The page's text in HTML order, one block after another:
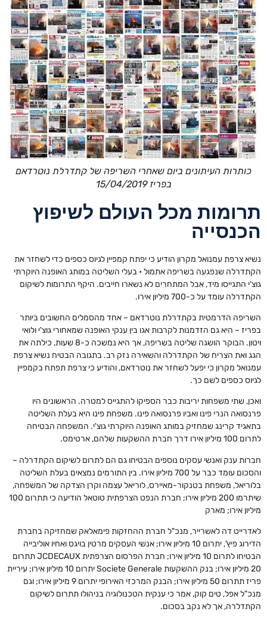
כותרות העיתונים ביום שאחרי השריפה של קתדרלת נוטרדאם
בפריז 15/04/2019
תרומות מכל העולם לשיפוץ
הכנסייה
נשיא צרפת עמנואל מקרון הודיע כי יפתח קמפיין לגיוס כספים כדי לשחזר את
הקתדרלה שנפגעה בשריפה אתמול • בעלי השליטה במותג האופנה היוקרתי
גוצ'י התגייסו מיד, אבל המתחרים לא נשארו חייבים. היקף התרומות לשיקום
הקתדרלה עומד על כ-700 מיליון אירו.
השריפה הדרמטית בקתדרלת נוטרדאם – אחד מהסמלים החשובים ביותר
בפריז – היא גם הזדמנות לקרבות אגו בין ענקי האופנה שמאחורי גוצ'י ולואי
ויטון. הבוקר הושגה שליטה בשריפה, אך היא נמשכה כ-8 שעות, כילתה את
הגג ואת הצריח של הקתדרלה והשאירה נזק רב. בתגובה הבטיח נשיא צרפת
עמנואל מקרון כי יפעל לשחזר את נוטרדאם, והודיע כי צרפת תפתח בקמפיין
לגיוס כספים לשם כך.
ואכן, שתי משפחות יריבות כבר הספיקו להתגייס למטרה. הראשונים היו
פרנסואה הנרי פינו ואביו פרנסואה פינו. משפחת פינו היא בעלת השליטה
בתאגיד קרינג שמחזיק במותג האופנה היוקרתי גוצ'י. המשפחה הבטיחה
לתרום 100 מיליון אירו דרך חברת ההשקעות שלהם, ארטימס.
חברות ענק ואנשי עסקים נוספים הבטיחו גם הם לתרום לשיקום הקתדרלה –
והסכום עומד כבר על 700 מיליון אירו. בין התורמים נמצאים בעלת השליטה
בלוריאל, משפחת בטנקור-מאיירס, לוריאל עצמה וקרן הצדקה של המשפחה,
שיתרמו 200 מיליון אירו; חברת הנפט הצרפתית טוטאל הודיעה כי תתרום 100
מיליון אירו; מארק
לאדרייט דה לאשרייר, מנכ"ל חברת ההחזקות פימאלאק שמחזיקה בחברת
הדירוג פיץ', יתרום 10 מיליון אירו; אנשי העסקים מרטין בויגס ואחיו אוליבייה
הבטיחו לתרום 10 מיליון אירו; חברת הפרסום הצרפתית JCDECAUX תתרום
20 מיליון אירו; בנק ההשקעות Societe Generale יתרום 10 מיליון אירו; עיריית
פריז תתרום 50 מיליון אירו; הבנק המרכזי האירופי יתרום 9 מיליון אירו; וגם
מנכ"ל אפל, טים קוק, אמר כי ענקית הטכנולוגיה בניהולו תתרום לשיקום
הקתדלרה, אך לא נקב בסכום.